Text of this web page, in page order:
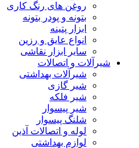
روغن های رنگ کاری
بتونه و پودر بتونه
ابزار پتینه
انواع عایق و رزین
سایر ابزار نقاشی
شیرآلات و اتصالات
شیرآلات بهداشتی
شیر گازی
شیر فلکه
شیر پیسوار
شلنگ پیسوار
لوله و اتصالات آذین
لوازم بهداشتی